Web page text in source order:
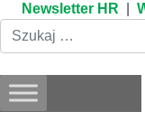
Newsletter HR